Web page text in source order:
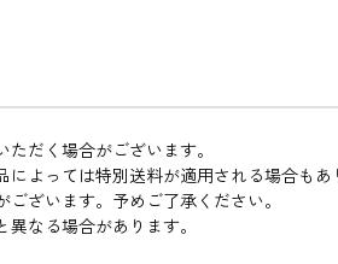
だく場合がございます。
よっては特別送料が適用される場合もあ
ざいます。予めご了承ください。
なる場合があります。